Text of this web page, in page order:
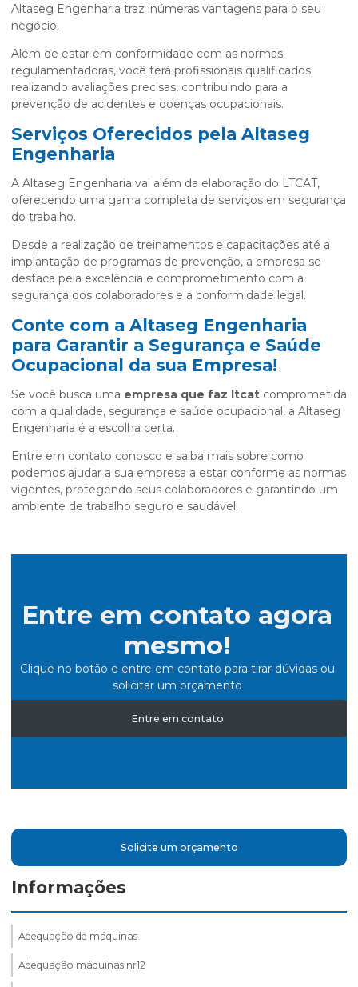
Altaseg Engenharia traz inúmeras vantagens para o seu
negócio.
Além de estar em conformidade com as normas
regulamentadoras, você terá profissionais qualificados
realizando avaliações precisas, contribuindo para a
prevenção de acidentes e doenças ocupacionais.
Serviços Oferecidos pela Altaseg
Engenharia
A Altaseg Engenharia vai além da elaboração do LTCAT,
oferecendo uma gama completa de serviços em segurança
do trabalho.
Desde a realização de treinamentos e capacitações até a
implantação de programas de prevenção, a empresa se
destaca pela excelência e comprometimento com a
segurança dos colaboradores e a conformidade legal.
Conte com a Altaseg Engenharia
para Garantir a Segurança e Saúde
Ocupacional da sua Empresa!
Se você busca uma empresa que faz ltcat comprometida
com a qualidade, segurança e saúde ocupacional, a Altaseg
Engenharia é a escolha certa.
Entre em contato conosco e saiba mais sobre como
podemos ajudar a sua empresa a estar conforme as normas
vigentes, protegendo seus colaboradores e garantindo um
ambiente de trabalho seguro e saudável.
Entre em contato agora
mesmo!
Clique no botão e entre em contato para tirar dúvidas ou
solicitar um orçamento
Entre em contato
Solicite um orçamento
Informações
Adequação de máquinas
Adequação máquinas nr12